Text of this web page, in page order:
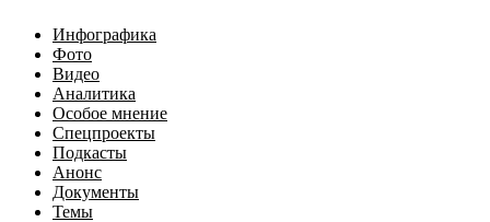
Инфографика
Фото
Видео
Аналитика
Особое мнение
Спецпроекты
Подкасты
Анонс
Документы
Темы